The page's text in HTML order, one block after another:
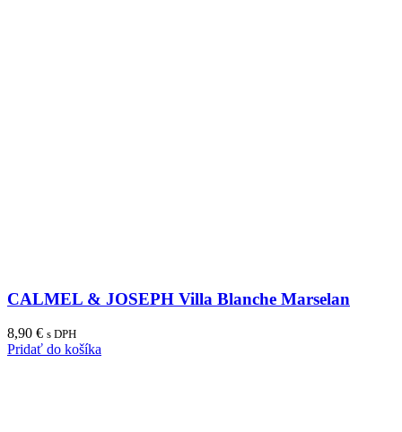
CALMEL & JOSEPH Villa Blanche Marselan
8,90 € s DPH
Pridať do košíka